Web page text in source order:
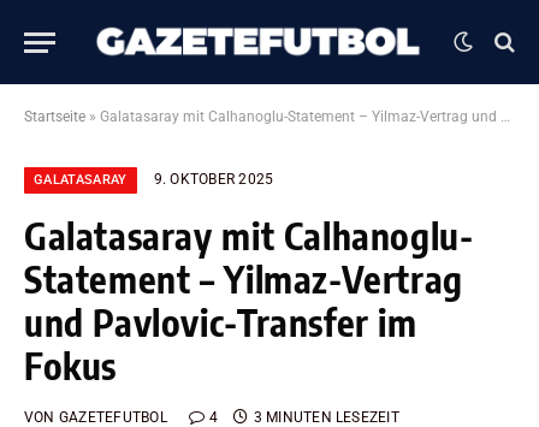
Startseite » Galatasaray mit Calhanoglu-Statement – Yilmaz-Vertrag und Pavlovic-Transfer im Fokus
GALATASARAY 9. OKTOBER 2025
Galatasaray mit Calhanoglu-
Statement – Yilmaz-Vertrag
und Pavlovic-Transfer im
Fokus
VON GAZETEFUTBOL 4 3 MINUTEN LESEZEIT